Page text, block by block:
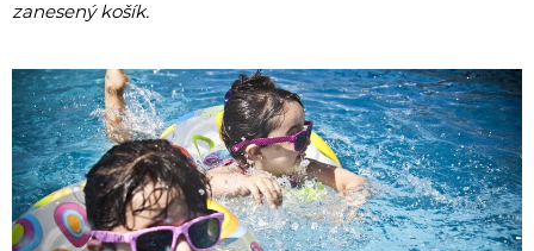
zanesený košík.